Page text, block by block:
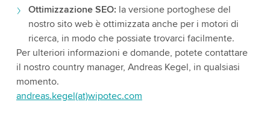
Ottimizzazione SEO: la versione portoghese del
nostro sito web è ottimizzata anche per i motori di
ricerca, in modo che possiate trovarci facilmente.
Per ulteriori informazioni e domande, potete contattare
il nostro country manager, Andreas Kegel, in qualsiasi
momento.
andreas.kegel(at)wipotec.com